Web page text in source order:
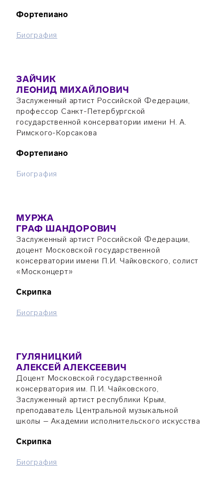
Фортепиано
Биография
ЗАЙЧИК
ЛЕОНИД МИХАЙЛОВИЧ
Заслуженный артист Российской Федерации,
профессор Санкт-Петербургской
государственной консерватории имени Н. А.
Римского-Корсакова
Фортепиано
Биография
МУРЖА
ГРАФ ШАНДОРОВИЧ
Заслуженный артист Российской Федерации,
доцент Московской государственной
консерватории имени П.И. Чайковского, солист
«Москонцерт»
Скрипка
Биография
ГУЛЯНИЦКИЙ
АЛЕКСЕЙ АЛЕКСЕЕВИЧ
Доцент Московской государственной
консерватория им. П.И. Чайковского,
Заслуженный артист республики Крым,
преподаватель Центральной музыкальной
школы – Академии исполнительского искусства
Скрипка
Биография